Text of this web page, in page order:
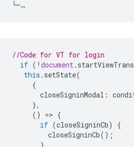
//Code for VT for login
if ( ! document .
this . setState(
{
closeSigninModal :
},
()
=> {
if (closeSigninCb)
{
closeSigninCb();
}